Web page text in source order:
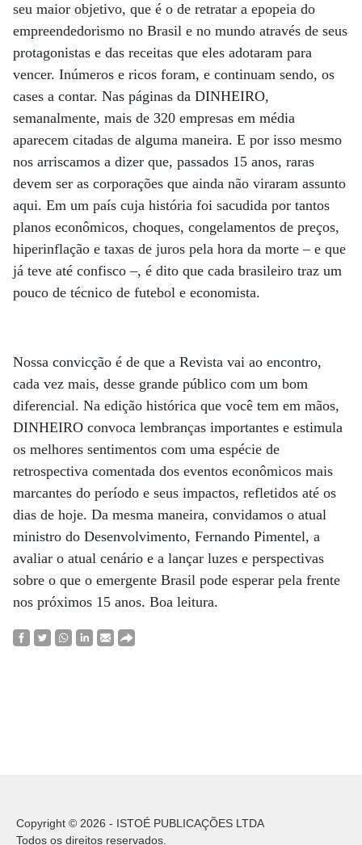
seu maior objetivo, que é o de retratar a epopeia do
empreendedorismo no Brasil e no mundo através de seus
protagonistas e das receitas que eles adotaram para
vencer. Inúmeros e ricos foram, e continuam sendo, os
cases a contar. Nas páginas da DINHEIRO,
semanalmente, mais de 320 empresas em média
aparecem citadas de alguma maneira. E por isso mesmo
nos arriscamos a dizer que, passados 15 anos, raras
devem ser as corporações que ainda não viraram assunto
aqui. Em um país cuja história foi sacudida por tantos
planos econômicos, choques, congelamentos de preços,
hiperinflação e taxas de juros pela hora da morte – e que
já teve até confisco –, é dito que cada brasileiro traz um
pouco de técnico de futebol e economista.
Nossa convicção é de que a Revista vai ao encontro,
cada vez mais, desse grande público com um bom
diferencial. Na edição histórica que você tem em mãos,
DINHEIRO convoca lembranças importantes e estimula
os melhores sentimentos com uma espécie de
retrospectiva comentada dos eventos econômicos mais
marcantes do período e seus impactos, refletidos até os
dias de hoje. Da mesma maneira, convidamos o atual
ministro do Desenvolvimento, Fernando Pimentel, a
avaliar o atual cenário e a lançar luzes e perspectivas
sobre o que o emergente Brasil pode esperar pela frente
nos próximos 15 anos. Boa leitura.
Copyright © 2026 - ISTOÉ PUBLICAÇÕES LTDA
Todos os direitos reservados.